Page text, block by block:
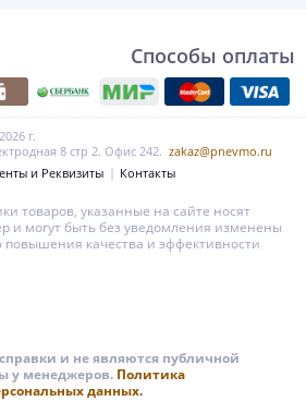
Способы оплаты
г.
8 стр 2. Офис 242. zakaz@pnevmo.ru
и Реквизиты Контакты
товаров, указанные на сайте носят
и могут быть без уведомления изменены
качества и эффективности
и не являются публичной
у менеджеров. Политика
данных.